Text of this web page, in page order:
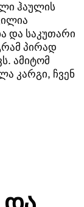
ჰაულის
და საკუთარი
პირად
ამიტომ
კარგი, ჩვენ